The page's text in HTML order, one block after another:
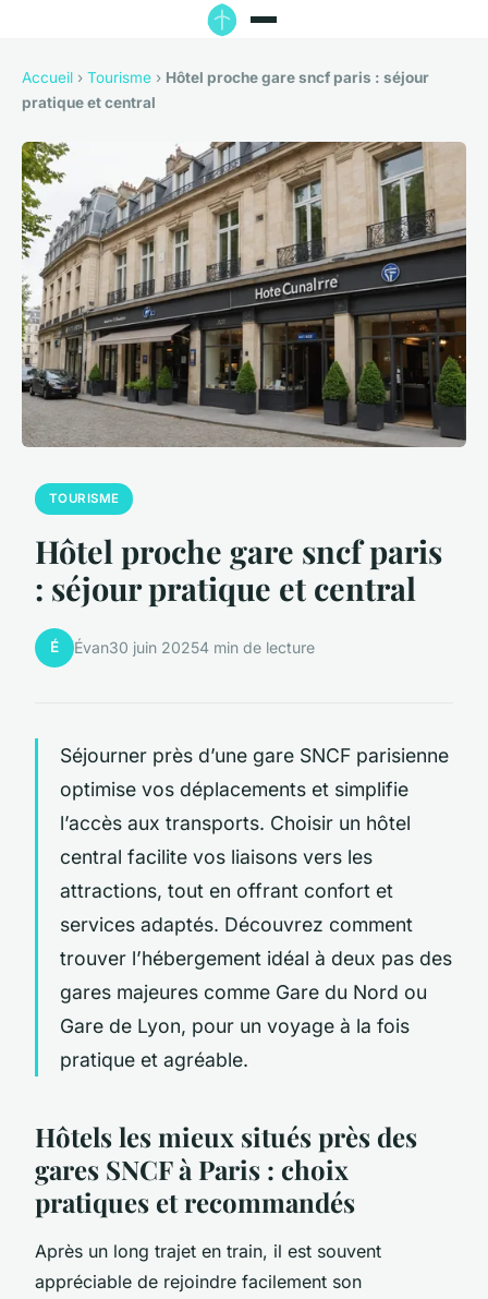
Accueil › Tourisme › Hôtel proche gare sncf paris : séjour
pratique et central
TOURISME
Hôtel proche gare sncf paris
: séjour pratique et central
É Évan30 juin 20254 min de lecture
Séjourner près d’une gare SNCF parisienne
optimise vos déplacements et simplifie
l’accès aux transports. Choisir un hôtel
central facilite vos liaisons vers les
attractions, tout en offrant confort et
services adaptés. Découvrez comment
trouver l’hébergement idéal à deux pas des
gares majeures comme Gare du Nord ou
Gare de Lyon, pour un voyage à la fois
pratique et agréable.
Hôtels les mieux situés près des
gares SNCF à Paris : choix
pratiques et recommandés
Après un long trajet en train, il est souvent
appréciable de rejoindre facilement son